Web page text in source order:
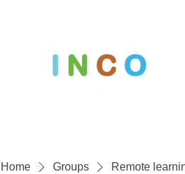
Home Groups Remote